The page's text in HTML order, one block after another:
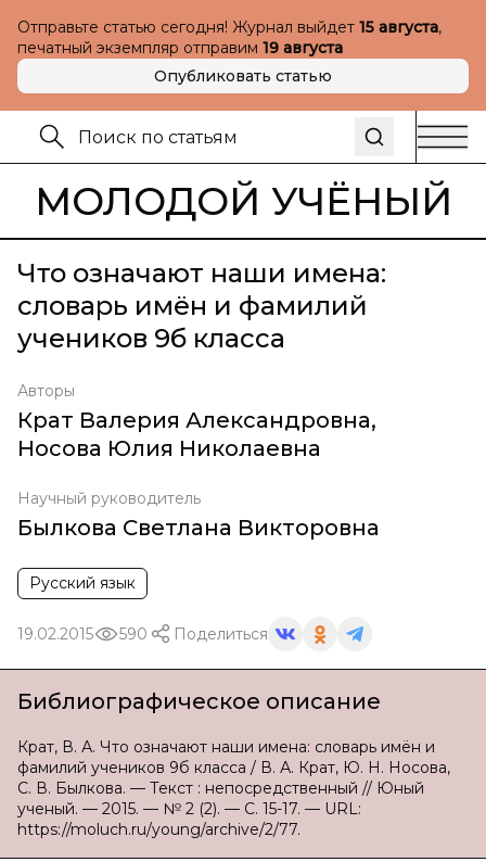
Отправьте статью сегодня! Журнал выйдет 15 августа,
печатный экземпляр отправим 19 августа
Опубликовать статью
МОЛОДОЙ УЧЁНЫЙ
Что означают наши имена:
словарь имён и фамилий
учеников 9б класса
Авторы
Крат Валерия Александровна,
Носова Юлия Николаевна
Научный руководитель
Былкова Светлана Викторовна
Русский язык
19.02.2015 590 Поделиться
Библиографическое описание
Крат, В. А. Что означают наши имена: словарь имён и
фамилий учеников 9б класса / В. А. Крат, Ю. Н. Носова,
С. В. Былкова. — Текст : непосредственный // Юный
ученый. — 2015. — № 2 (2). — С. 15-17. — URL:
https://moluch.ru/young/archive/2/77.